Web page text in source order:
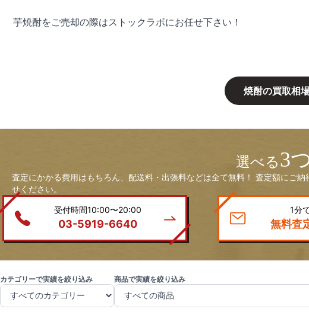
芋焼酎をご売却の際はストックラボにお任せ下さい！
焼酎の買取相
選べる3
査定にかかる費用はもちろん、配送料・出張料などは全て無料！ 査定額にご
せください。
受付時間10:00〜20:00
03-5919-6640
1分
無料査
カテゴリーで実績を絞り込み 商品で実績を絞り込み